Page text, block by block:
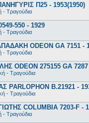
Π25 - 1953(1950)
- Τραγούδια
550 - 1929
- Τραγούδια
ODEON GA 7151 -
- Τραγούδια
ODEON 275155 GA 7287
- Τραγούδια
B.21921 -
- Τραγούδια
COLUMBIA 7203-F -
- Τραγούδια